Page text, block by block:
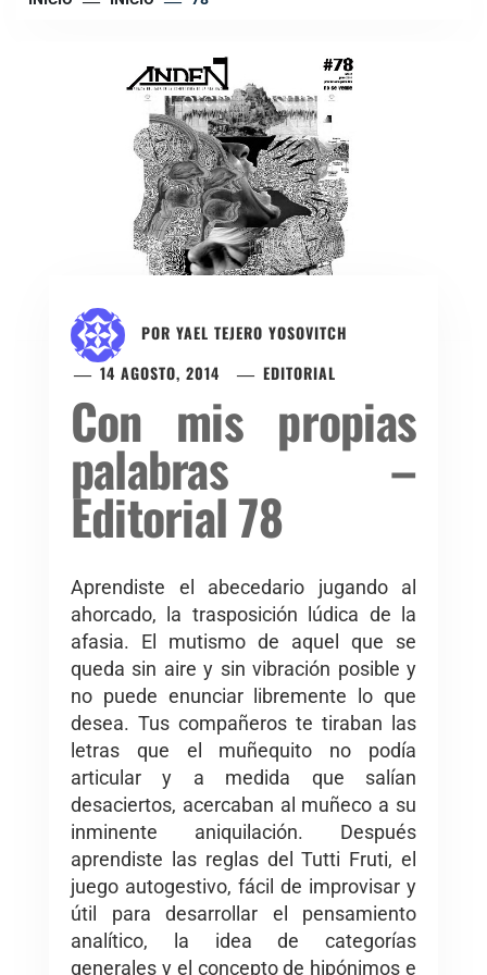
POR YAEL TEJERO YOSOVITCH
14 AGOSTO, 2014
EDITORIAL
Con mis propias
palabras –
Editorial 78
Aprendiste el abecedario jugando al
ahorcado, la trasposición lúdica de la
afasia. El mutismo de aquel que se
queda sin aire y sin vibración posible y
no puede enunciar libremente lo que
desea. Tus compañeros te tiraban las
letras que el muñequito no podía
articular y a medida que salían
desaciertos, acercaban al muñeco a su
inminente aniquilación. Después
aprendiste las reglas del Tutti Fruti, el
juego autogestivo, fácil de improvisar y
útil para desarrollar el pensamiento
analítico, la idea de categorías
generales y el concepto de hipónimos e